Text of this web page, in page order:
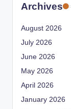
Archives
August 2026
July 2026
June 2026
May 2026
April 2026
January 2026